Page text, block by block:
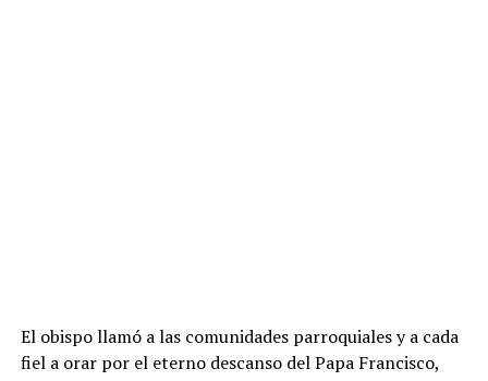
El obispo llamó a las comunidades parroquiales y a cada
fiel a orar por el eterno descanso del Papa Francisco,